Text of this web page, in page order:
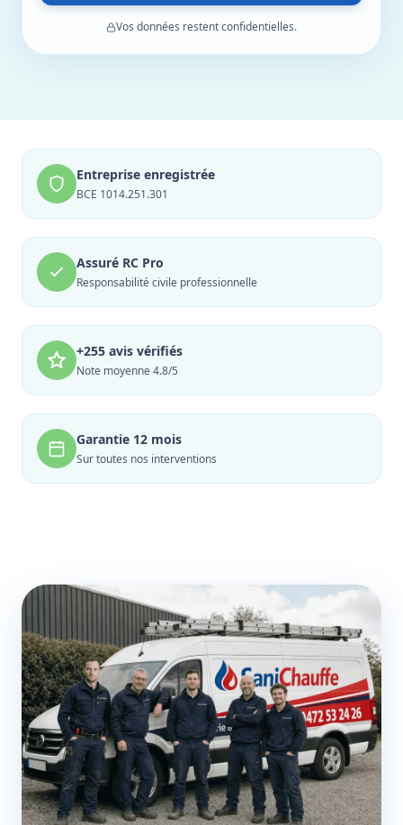
Vos données restent confidentielles.
Entreprise enregistrée
BCE 1014.251.301
Assuré RC Pro
Responsabilité civile professionnelle
+255 avis vérifiés
Note moyenne 4.8/5
Garantie 12 mois
Sur toutes nos interventions